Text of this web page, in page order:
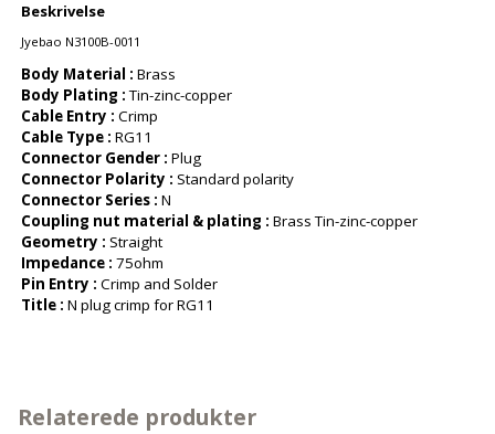
Beskrivelse
Jyebao N3100B-0011
Body Material : Brass
Body Plating :Tin-zinc-copper
Cable Entry : Crimp
Cable Type : RG11
Connector Gender : Plug
Connector Polarity : Standard polarity
Connector Series : N
Coupling nut material & plating : Brass Tin-zinc-copper
Geometry : Straight
Impedance : 75ohm
Pin Entry : Crimp and Solder
Title : N plug crimp for RG11
Relaterede produkter